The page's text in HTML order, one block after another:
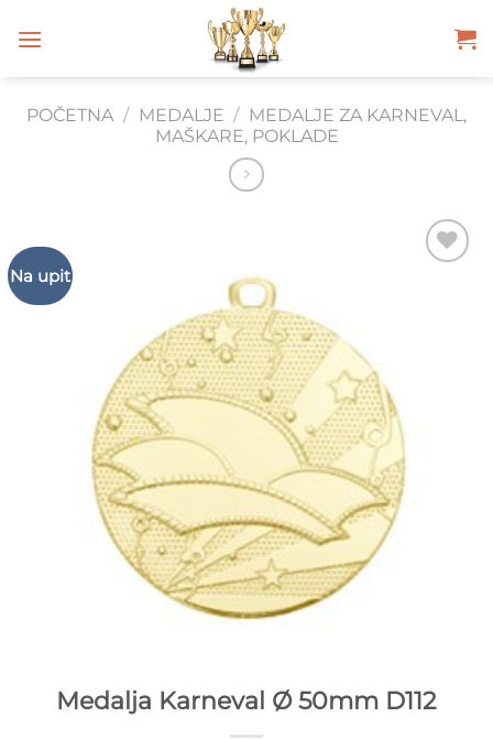
POČETNA / MEDALJE / MEDALJE ZA KARNEVAL,
MAŠKARE, POKLADE
Na upit
Medalja Karneval Ø 50mm D112